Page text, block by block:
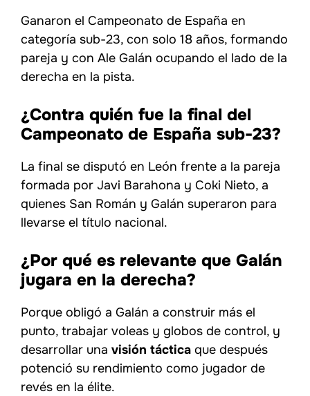
Ganaron el Campeonato de España en
categoría sub-23, con solo 18 años, formando
pareja y con Ale Galán ocupando el lado de la
derecha en la pista.
¿Contra quién fue la final del
Campeonato de España sub-23?
La final se disputó en León frente a la pareja
formada por Javi Barahona y Coki Nieto, a
quienes San Román y Galán superaron para
llevarse el título nacional.
¿Por qué es relevante que Galán
jugara en la derecha?
Porque obligó a Galán a construir más el
punto, trabajar voleas y globos de control, y
desarrollar una visión táctica que después
potenció su rendimiento como jugador de
revés en la élite.